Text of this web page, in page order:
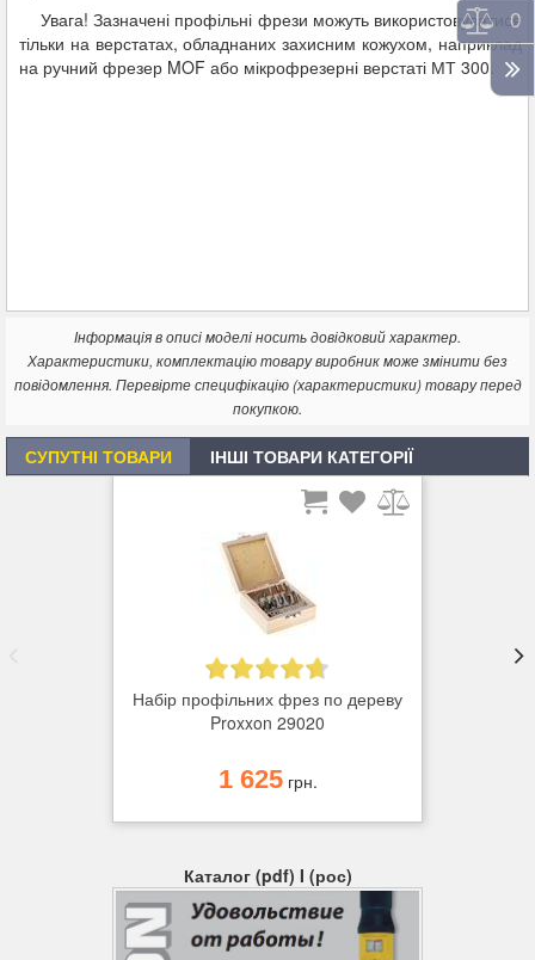
Увага! Зазначені профільні фрези можуть використовуватися
тільки на верстатах, обладнаних захисним кожухом, наприклад
на ручний фрезер MOF або мікрофрезерні верстаті МТ 300.
Інформація в описі моделі носить довідковий характер.
Характеристики, комплектацію товару виробник може змінити без
повідомлення. Перевірте специфікацію (характеристики) товару перед
покупкою.
СУПУТНІ ТОВАРИ ІНШІ ТОВАРИ КАТЕГОРІЇ
Набір профільних фрез по дереву
Proxxon 29020
1 625грн.
Каталог (pdf) I (рос)
0